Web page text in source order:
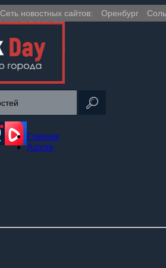
Сеть новостных сайтов: Оренбург
Главная
Архив